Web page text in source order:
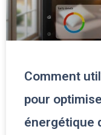
Comment
pour
énergétique